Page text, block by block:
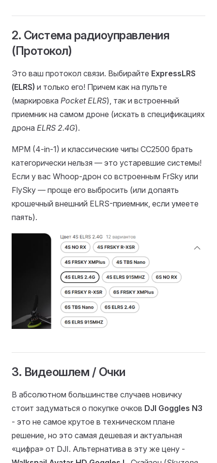
2. Система радиоуправления
(Протокол)
Это ваш протокол связи. Выбирайте ExpressLRS
(ELRS) и только его! Причем как на пульте
(маркировка Pocket ELRS), так и встроенный
приемник на самом дроне (искать в спецификациях
дрона ELRS 2.4G).
MPM (4-in-1) и классические чипы CC2500 брать
категорически нельзя — это устаревшие системы!
Если у вас Whoop-дрон со встроенным FrSky или
FlySky — проще его выбросить (или допаять
крошечный внешний ELRS-приемник, если умеете
паять).
3. Видеошлем / Очки
В абсолютном большинстве случаев новичку
стоит задуматься о покупке очков DJI Goggles N3
- это не самое крутое в техническом плане
решение, но это самая дешевая и актуальная
«цифра» от DJI. Альтернатива в эту же цену -